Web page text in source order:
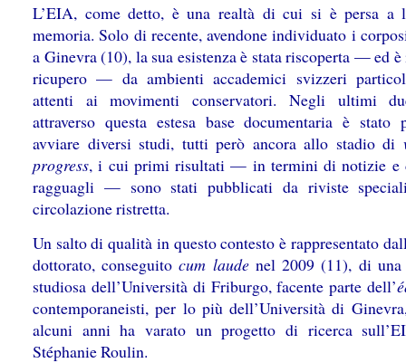
L’EIA, come detto, è una realtà di cui si è persa a
memoria. Solo di recente, avendone individuato i
a Ginevra (10), la sua esistenza è stata riscoperta — ed
ricupero — da ambienti accademici svizzeri
attenti ai movimenti conservatori. Negli ultimi
attraverso questa estesa base documentaria è stato
avviare diversi studi, tutti però ancora allo stadio di
progress, i cui primi risultati — in termini di notizie e
ragguagli — sono stati pubblicati da riviste
circolazione ristretta.
Un salto di qualità in questo contesto è rappresentato
dottorato, conseguitocum laudenel 2009 (11), di una
studiosa dell’Università di Friburgo, facente parte dell’
contemporaneisti, per lo più dell’Università di
alcuni anni ha varato un progetto di ricerca
Stéphanie Roulin.